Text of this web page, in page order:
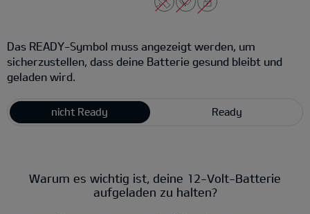
Das READY-Symbol muss angezeigt werden, um
sicherzustellen, dass deine Batterie gesund bleibt und
geladen wird.
nicht Ready Ready
Warum es wichtig ist, deine 12-Volt-Batterie
aufgeladen zu halten?